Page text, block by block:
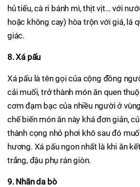
hủ tiếu, cà ri bánh mì, thịt vịt… với
hoặc không cay) hòa trộn với giá, lá
giác.
8. Xá pấu
Xá pấu là tên gọi của cộng đồng
cải muối, trở thành món ăn quen
cơm đạm bạc của nhiều người ở
chế biến món ăn này khá đơn giản,
thành cọng nhỏ phơi khô sau đó
hương. Xá pấu ngon nhất là khi ăn
trắng, đậu phụ rán giòn.
9. Nhãn da bò